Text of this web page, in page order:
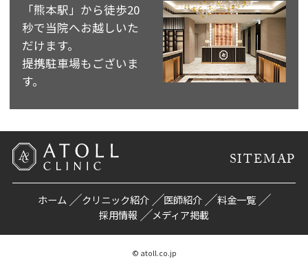
「熊本駅」から徒歩20
秒で当院へお越しいた
だけます。
提携駐車場もございま
す。
SITEMAP
ホーム クリニック紹介 医師紹介
料金一覧
採用情報
メディア掲載
© atoll.co.jp